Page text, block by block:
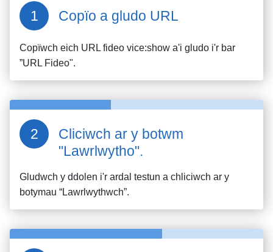
Copïo a gludo URL
Copïwch eich URL fideo vice:show a'i gludo i'r bar
”URL Fideo".
Cliciwch ar y botwm
"Lawrlwytho".
Gludwch y ddolen i'r ardal testun a chliciwch ar y
botymau “Lawrlwythwch”.